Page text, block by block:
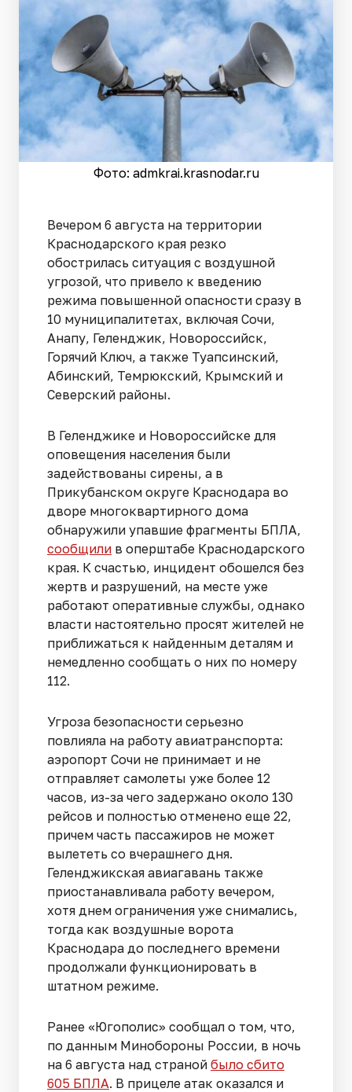
Фото: admkrai.krasnodar.ru
Вечером 6 августа на территории
Краснодарского края резко
обострилась ситуация с воздушной
угрозой, что привело к введению
режима повышенной опасности сразу в
10 муниципалитетах, включая Сочи,
Анапу, Геленджик, Новороссийск,
Горячий Ключ, а также Туапсинский,
Абинский, Темрюкский, Крымский и
Северский районы.
В Геленджике и Новороссийске для
оповещения населения были
задействованы сирены, а в
Прикубанском округе Краснодара во
дворе многоквартирного дома
обнаружили упавшие фрагменты БПЛА,
сообщили в оперштабе Краснодарского
края. К счастью, инцидент обошелся без
жертв и разрушений, на месте уже
работают оперативные службы, однако
власти настоятельно просят жителей не
приближаться к найденным деталям и
немедленно сообщать о них по номеру
112.
Угроза безопасности серьезно
повлияла на работу авиатранспорта:
аэропорт Сочи не принимает и не
отправляет самолеты уже более 12
часов, из-за чего задержано около 130
рейсов и полностью отменено еще 22,
причем часть пассажиров не может
вылететь со вчерашнего дня.
Геленджикская авиагавань также
приостанавливала работу вечером,
хотя днем ограничения уже снимались,
тогда как воздушные ворота
Краснодара до последнего времени
продолжали функционировать в
штатном режиме.
Ранее «Югополис» сообщал о том, что,
по данным Минобороны России, в ночь
на 6 августа над страной было сбито
605 БПЛА. В прицеле атак оказался и